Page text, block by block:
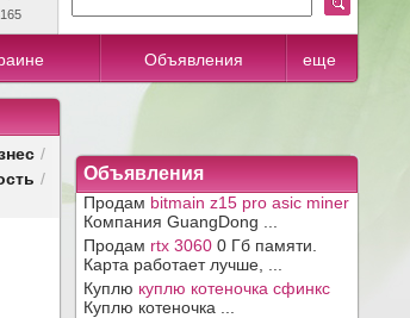
Объявления еще
/
/ Объявления
Продам bitmain z15 pro asic miner
Компания GuangDong ...
Продам rtx 3060 0 Гб памяти.
Карта работает лучше, ...
Куплю куплю котеночка сфинкс
Куплю котеночка ...